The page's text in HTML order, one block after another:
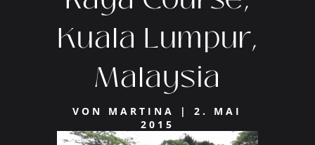
Kuala Lumpur,
Malaysia
VON MARTINA |2. MAI
2015